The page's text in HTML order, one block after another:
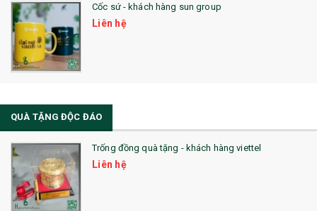
Cốc sứ - khách hàng sun group
Liên hệ
QUÀ TẶNG ĐỘC ĐÁO
Trống đồng quà tặng - khách hàng viettel
Liên hệ